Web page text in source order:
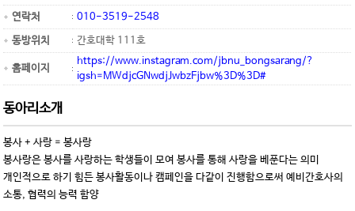
연락처
010-3519-2548
동방위치
간호대학 111호
홈페이지
https://www.instagram.com/jbnu_bongsarang/?
igsh=MWdjcGNwdjJwbzFjbw%3D%3D#
동아리소개
봉사 + 사랑 = 봉사랑
봉사랑은 봉사를 사랑하는 학생들이 모여 봉사를 통해 사랑을 베푼다는 의미
개인적으로 하기 힘든 봉사활동이나 캠페인을 다같이 진행함으로써 예비간호사의
소통, 협력의 능력 함양